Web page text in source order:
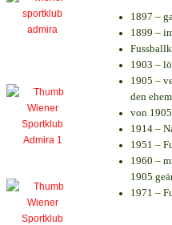
1897 –
1899 –
1903 –
1905 –
den
von
1914 –
1951 –
1960 –
1905
1971 –